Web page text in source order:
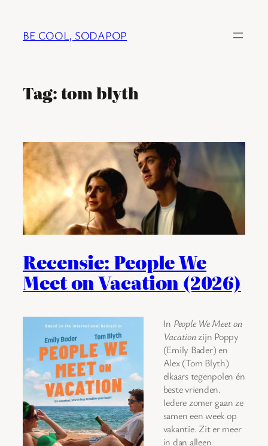
BE COOL, SODAPOP
Tag:tom blyth
Recensie: People We
Meet on Vacation (2026)
In People We Meet on
Vacationzijn Poppy
(Emily Bader) en
Alex (Tom Blyth)
elkaars tegenpolen én
beste vrienden.
Iedere zomer gaan ze
samen een week op
vakantie. Zit er meer
in dan alleen